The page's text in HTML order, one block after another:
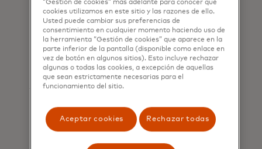
La realidad es que la IA sirve como
amplificador de las capacidades
humanas: humildad, compasión,
juicio, agilidad y curiosidad entre
refuerzan la verdad de que los
humanos siempre estarán al tanto y
“Gestión de cookies” más adelante para conocer qué
cookies utilizamos en este sitio y las razones de ello.
Usted puede cambiar sus preferencias de
consentimiento en cualquier momento haciendo uso de
la herramienta “Gestión de cookies” que aparece en la
parte inferior de la pantalla (disponible como enlace en
vez de botón en algunos sitios). Esto incluye rechazar
algunas o todas las cookies, a excepción de aquellas
que sean estrictamente necesarias para el
funcionamiento del sitio.
Aceptar cookies Rechazar todas